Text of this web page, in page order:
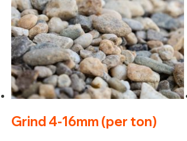
Grind 4-16mm (per ton)